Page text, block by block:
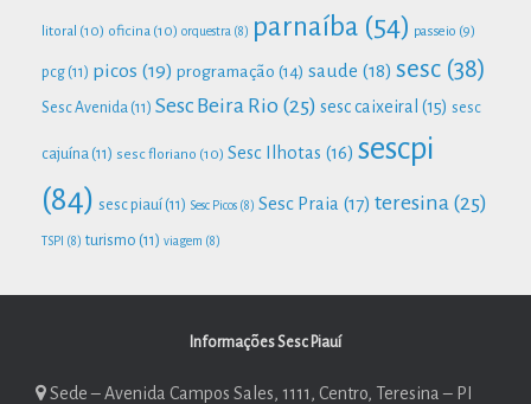
litoral (10) oficina (10) orquestra (8) parnaíba (54) passeio (9)
pcg (11) picos (19) programação (14) saude (18) sesc (38)
Sesc Avenida (11) Sesc Beira Rio (25) sesc caixeiral (15) sesc
cajuína (11) sesc floriano (10) Sesc Ilhotas (16) sescpi
(84) sesc piauí (11) Sesc Picos (8) Sesc Praia (17) teresina (25)
TSPI (8) turismo (11) viagem (8)
Informações Sesc Piauí
Sede – Avenida Campos Sales, 1111, Centro, Teresina – PI